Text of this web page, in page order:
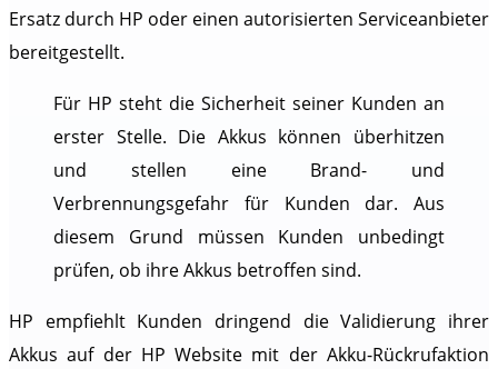
Ersatz durch HP oder einen autorisierten Serviceanbieter
bereitgestellt.
Für HP steht die Sicherheit seiner Kunden an
erster Stelle. Die Akkus können überhitzen
und stellen eine Brand- und
Verbrennungsgefahr für Kunden dar. Aus
diesem Grund müssen Kunden unbedingt
prüfen, ob ihre Akkus betroffen sind.
HP empfiehlt Kunden dringend die Validierung ihrer
Akkus auf der HP Website mit der Akku-Rückrufaktion